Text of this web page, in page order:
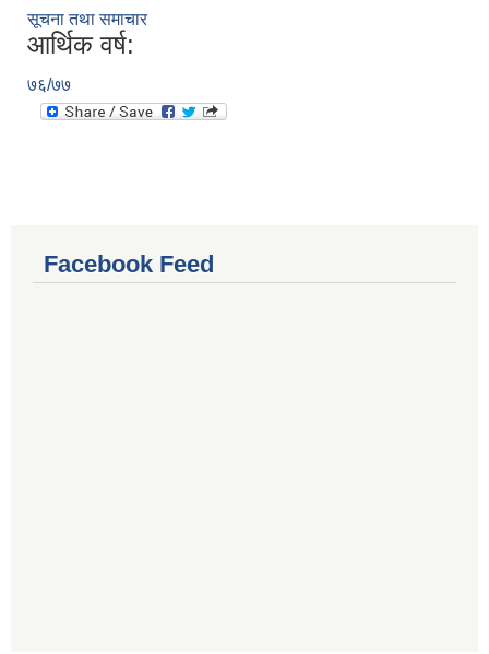
सूचना तथा समाचार
आर्थिक वर्ष:
७६/७७
Facebook Feed